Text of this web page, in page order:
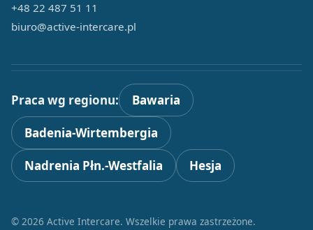
+48 22 487 51 11
biuro@active-intercare.pl
Praca wg regionu: Bawaria
Badenia-Wirtembergia
Nadrenia Płn.-Westfalia Hesja
© 2026 Active Intercare. Wszelkie prawa zastrzeżone.